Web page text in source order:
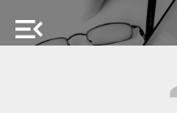
menu_open